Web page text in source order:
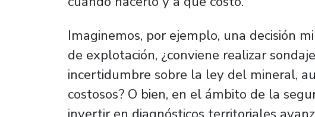
Imaginemos, por ejemplo, una decisión
de explotación, ¿conviene realizar
incertidumbre sobre la ley del mineral,
costosos? O bien, en el ámbito de la